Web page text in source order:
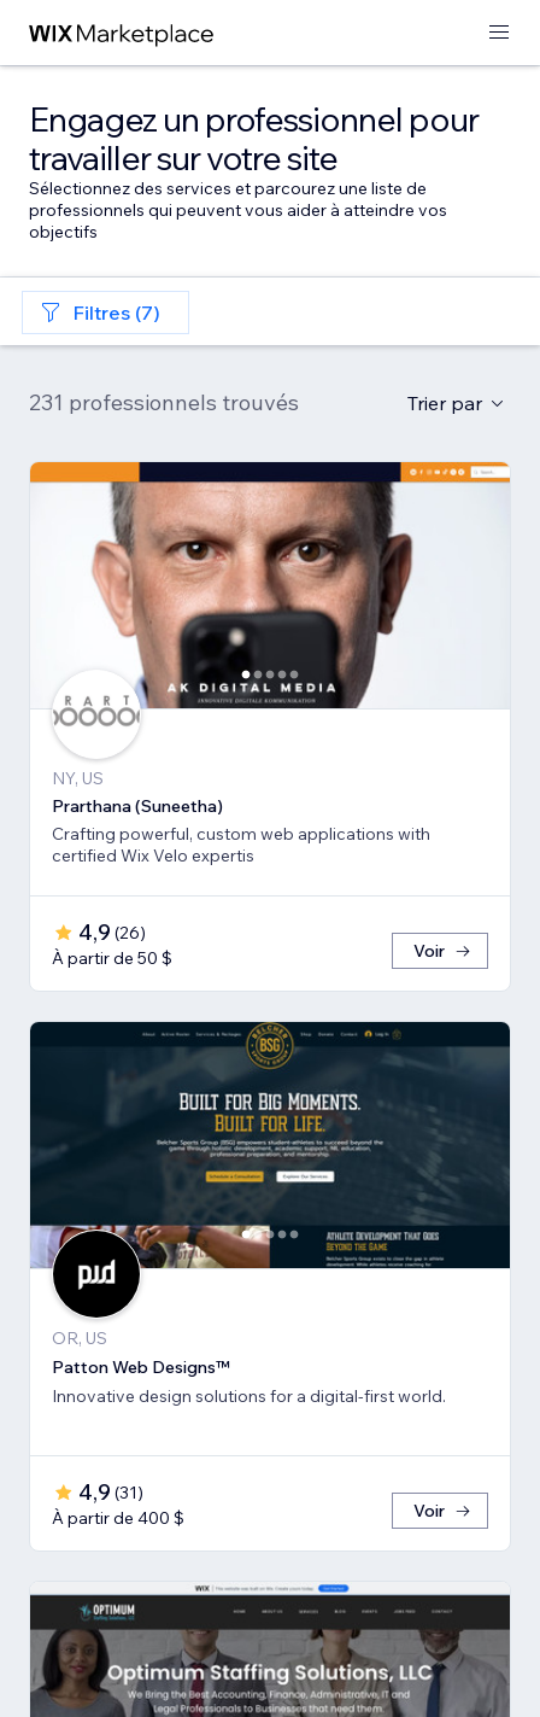
Engagez un professionnel pour
travailler sur votre site
Sélectionnez des services et parcourez une liste de
professionnels qui peuvent vous aider à atteindre vos
objectifs
Filtres (7)
231 professionnels trouvés Trier par
NY, US
Prarthana (Suneetha)
Crafting powerful, custom web applications with
certified Wix Velo expertis
4,9 (26)
À partir de 50 $
Voir
OR, US
Patton Web Designs™
Innovative design solutions for a digital-first world.
4,9 (31)
À partir de 400 $
Voir